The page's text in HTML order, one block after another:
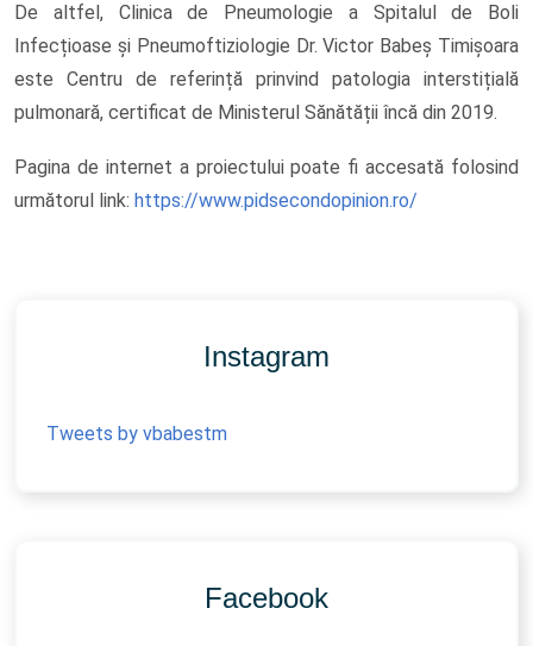
De altfel, Clinica de Pneumologie a Spitalul de Boli
Infecțioase și Pneumoftiziologie Dr. Victor Babeș Timișoara
este Centru de referință prinvind patologia interstițială
pulmonară, certificat de Ministerul Sănătății încă din 2019.
Pagina de internet a proiectului poate fi accesată folosind
următorul link: https://www.pidsecondopinion.ro/
Instagram
Tweets by vbabestm
Facebook